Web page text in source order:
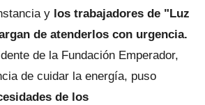
y los trabajadores de "Luz
de atenderlos con urgencia.
de la Fundación Emperador,
de cuidar la energía, puso
de los